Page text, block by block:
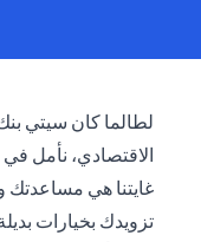
لطالما كان سيتي
الاقتصادي، نأمل
غايتنا هي مساعدتك
تزويدك بخيارات